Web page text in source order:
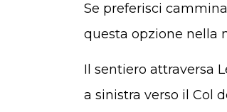
Se preferisci
questa opzione nella
Il sentiero attraversa
a sinistra verso il Col